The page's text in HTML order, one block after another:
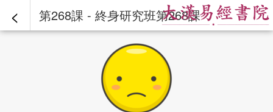
< 第268課 - 終身研究班第268課